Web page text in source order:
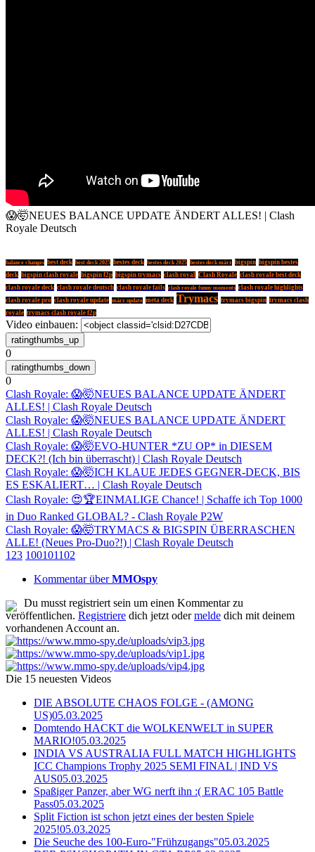
😱🤯NEUES BALANCE UPDATE ÄNDERT ALLES! | Clash
Royale Deutsch
balance changes best deck best deck 2025 bestes deck bestes deck 2025 bestes deck märz bigspin bigspin bestes
deck bigspin clash royale bigspin f2p bigspin trymacs clash royal Clash Royale clash royale best deck
clash royale deck clash royale deutsch clash royale fails clash royale funny moments clash royale highlights
clash royale pro clash royale update märz update meta deck Trymacs trymacs bigspin trymacs clash
royale trymacs clash royale f2p
Video einbauen:
0
0
Clash Royale: 😱🤯NEUES BALANCE UPDATE ÄNDERT
ALLES! | Clash Royale Deutsch
Clash Royale: 😱🤯NEUES BALANCE UPDATE ÄNDERT
ALLES! | Clash Royale Deutsch
Clash Royale: 😱🤯EVO-HUNTER *ZU OP* in DIESEM
DECK?! (Ich bin überrascht) | Clash Royale Deutsch
Clash Royale: 😱🤯ICH KLAUE JEDES GEGNER-DECK, BIS
ES ESKALIERT… | Clash Royale Deutsch
Clash Royale: 😍🏆EINMALIGE Chance! | Schaffe ich Top 1000
in Duo Ranked GLOBAL? - Clash Royale P2W
Clash Royale: 😱🤯TRYMACS & BIGSPIN ÜBERRASCHEN
ALLE! (Neues Pro-Duo?!) | Clash Royale Deutsch
1 23 100101102
Kommentar überMMOspy
Du musst registriert sein um einen Kommentar zu
veröffentlichen. Registriere dich jetzt odermelde dich mit deinem
vorhandenen Account an.
Die 15 neuesten Videos
DIE ABSOLUTE CHAOS FOLGE - (AMONG
US)05.03.2025
Domtendo HACKT die WOLKENWELT in SUPER
MARIO!05.03.2025
INDIA VS AUSTRALIA FULL MATCH HIGHLIGHTS
ICC Champions Trophy 2025 SEMI FINAL | IND VS
AUS05.03.2025
Spaßiger Panzer, aber WG nerft ihn :( ERAC 105 Battle
Pass05.03.2025
Split Fiction ist schon jetzt eines der besten Spiele
2025!05.03.2025
Die Seuche des 100-Euro-"Frühzugangs"05.03.2025